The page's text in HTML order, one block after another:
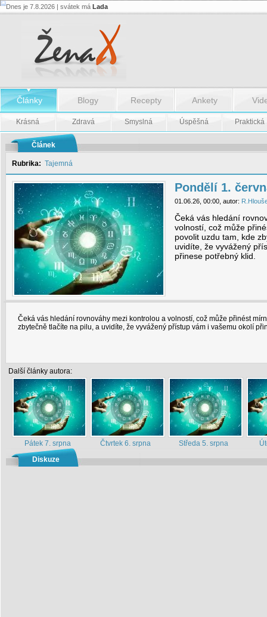
Pondělí
Dnes je 7.8.2026 | svátek má Lada
Články Blogy Recepty Ankety
Krásná Zdravá Smyslná Úspěšná Praktická
Článek
Rubrika: Tajemná
Pondělí 1.
01.06.26, 00:00, autor:
Čeká vás hledání
volností, což může
povolit uzdu tam, kde
uvidíte, že vyvážený
přinese potřebný klid.
Čeká vás hledání rovnováhy mezi kontrolou a volností, což může přinést
zbytečně tlačíte na pilu, a uvidíte, že vyvážený přístup vám i vašemu okolí
Další články autora:
Pátek 7. srpna Čtvrtek 6. srpna Středa 5. srpna
Diskuze